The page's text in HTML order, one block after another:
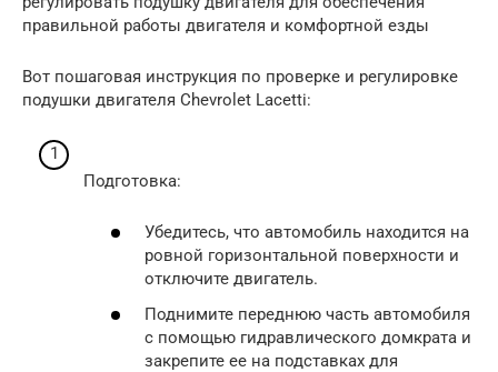
правильной работы двигателя и комфортной езды
Вот пошаговая инструкция по проверке и регулировке
подушки двигателя Chevrolet Lacetti:
Подготовка:
Убедитесь, что автомобиль находится на
ровной горизонтальной поверхности и
отключите двигатель.
Поднимите переднюю часть автомобиля
с помощью гидравлического домкрата и
закрепите ее на подставках для